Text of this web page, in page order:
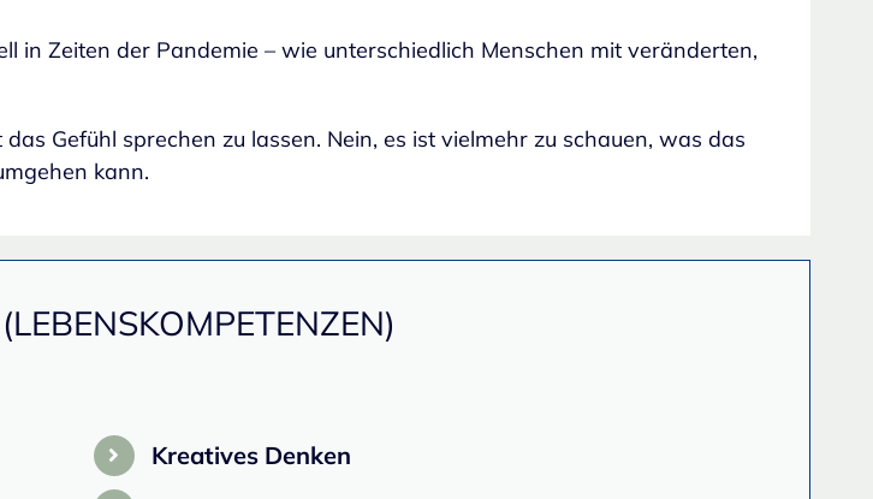
in Zeiten der Pandemie – wie unterschiedlich Menschen mit veränderten,
Gefühl sprechen zu lassen. Nein, es ist vielmehr zu schauen, was das
kann.
Kreatives Denken